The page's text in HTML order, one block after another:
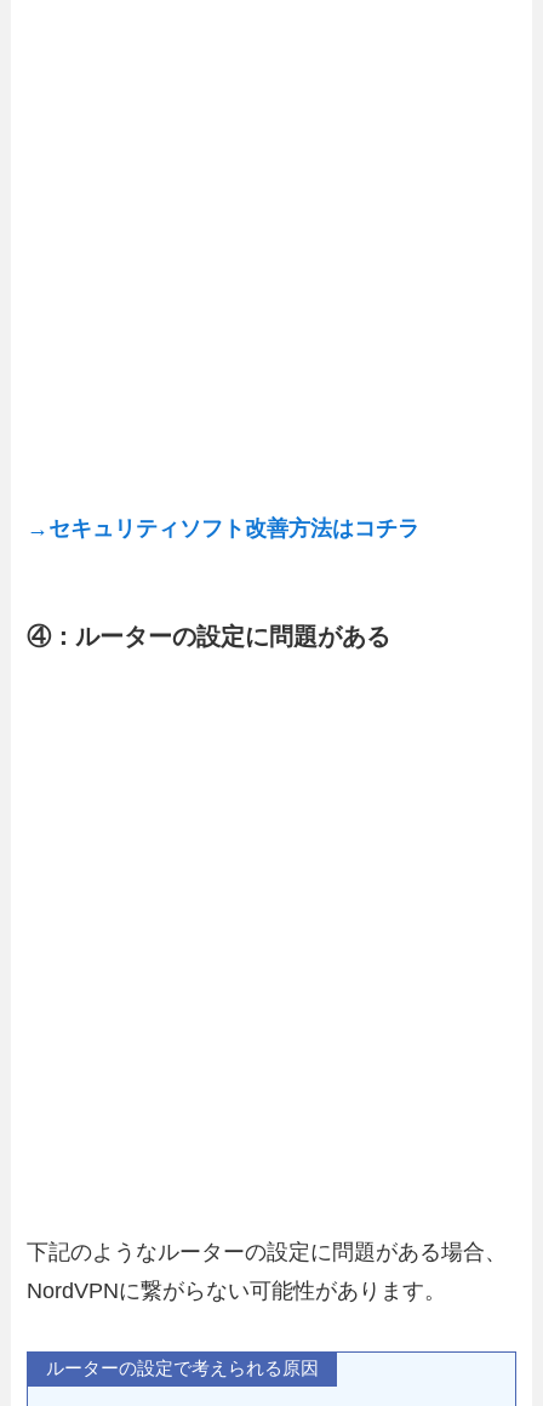
→セキュリティソフト改善方法はコチラ
④：ルーターの設定に問題がある
下記のようなルーターの設定に問題がある場合、
NordVPNに繋がらない可能性があります。
ルーターの設定で考えられる原因